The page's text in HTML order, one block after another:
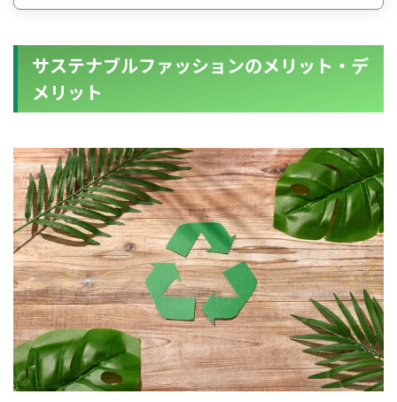
サステナブルファッションのメリット・デ
メリット